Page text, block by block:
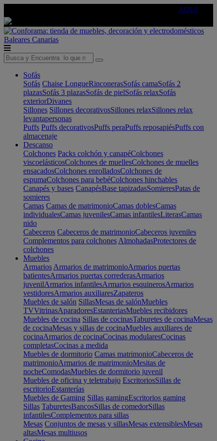
AQUÍ
Baleares Canarias
Sofás
Sofás Chaise LongueRinconerasSofás camaSofás 2
plazasSofás 3 plazasSofás de pielSofás relaxSofás
exteriorDivanes
Sillones Sillones decorativosSillones relaxSillones relax
levantapersonas
Puffs Puffs decorativosPuffs peraPuffs reposapiésPuffs con
almacenaje
Descanso
Colchones Packs colchón y canapéColchones
viscoelásticosColchones de muellesColchones de muelles
ensacadosColchones enrolladosColchones de
espumaColchones para bebéColchones hinchables
Canapés y bases CanapésBase tapizadasSomieresPatas de
somieres
Camas Camas de matrimonioCamas doblesCamas
individualesCamas juvenilesCamas infantilesLiterasCamas
nido
Cabeceros Cabeceros de matrimonioCabeceros juveniles
Complementos para colchones AlmohadasProtectores de
colchones
Muebles
Armarios Armarios de matrimonioArmarios puertas
batientesArmarios puertas correderasArmarios
juvenilArmarios infantilesArmarios esquinerosArmarios
vestidoresArmarios auxiliaresZapateros
Muebles de salón SillasMesas de salónMuebles
TVVitrinasAparadoresEstanteriasMuebles recibidores
Muebles de cocina Sillas de cocinasTaburetes de cocinaMesas
de cocinaMesas y sillas de cocinaMuebles auxiliares de
cocinaArmarios de cocinaCocinas modularesCocinas
completasCocinas a medida
Muebles de dormitorio Camas matrimonioCabeceros de
matrimonioArmarios de matrimonioMesitas de
nocheComodasMuebles de dormitorio juvenil
Muebles de oficina y teletrabajo EscritoriosSillas de
escritorioEstanterías
Muebles de Gaming Sillas gamingEscritorios gaming
Sillas TaburetesBancosSillas de comedorSillas
infantilesComplementos para sillas
Mesas Conjuntos de mesas y sillasMesas extensiblesMesas
altasMesas multiusos